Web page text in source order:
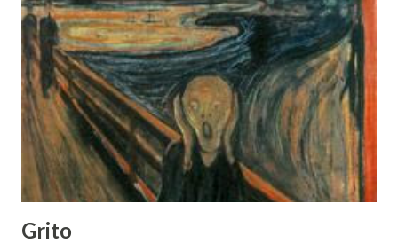
su cultura a lo largo de la historia. “Yo soy un hombre
sincero, de donde crece la palma”. Fue en mi primer viaje a
la isla cuando un hombre sincero me enseño la palma, la
palma real, el árbol nacional de Cuba (gracias Julio César).
Tuve la oportunidad de conocer más sobre la música cubana
por lecturas, charlas, y comentarios pero fue
especialmente a través de una emisora universitaria de
Bogotá donde empecé a oír nombres d...
Grito